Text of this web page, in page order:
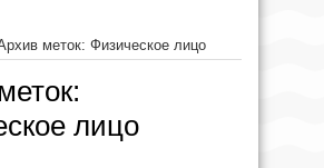
меток: Физическое лицо
лицо